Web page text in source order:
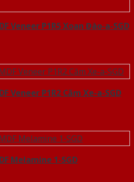
Veneer P1R5 Xoan Đào-a-SGD
Veneer P1R2 Căm Xe-a-SGD
Melamine 1-SGD